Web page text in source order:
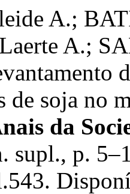
A.;
A.;
de soja no
da
supl., p.